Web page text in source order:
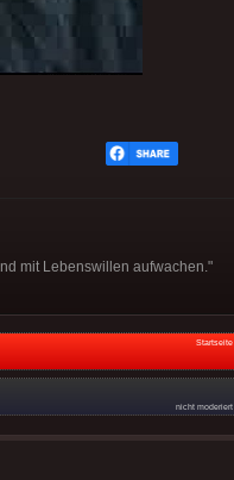
mit Lebenswillen aufwachen."
Startseite
nicht moderiert